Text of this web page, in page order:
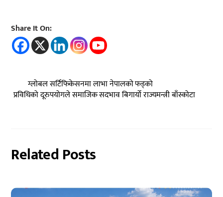
Share It On:
ग्लोबल सर्टिफिकेसनमा लाभा नेपालको फड्को
प्रविधिको दूरुपयोगले समाजिक सदभाव बिगार्यो राज्यमन्त्री बाँस्कोटा
Related Posts